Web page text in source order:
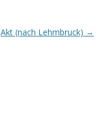
Akt (nach Lehmbruck) →